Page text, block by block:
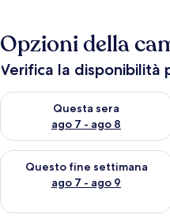
Opzioni della
Verifica la disponibilità
Questa sera
ago 7 - ago 8
Verifica la disponibilità per
Questo fine settimana
ago 7 - ago 9
Verifica la disponibilità per